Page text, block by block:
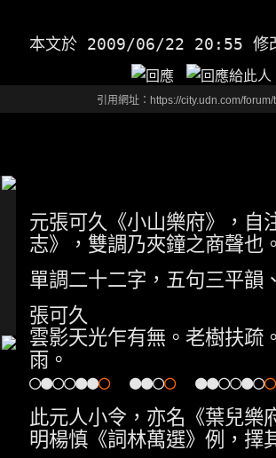
本文於 2009/06/22 20:55 修
引用網址：https://city.udn.com/
元張可久《小山樂府》，
志》，雙調乃夾鐘之商聲也
單調二十二字，五句三平韻
張可久
雲影天光乍有無。老樹扶疏
雨。
○●○○●●○●●○○●●○○●○○
此元人小令，亦名《葉兒樂
明楊慎《詞林萬選》例，擇